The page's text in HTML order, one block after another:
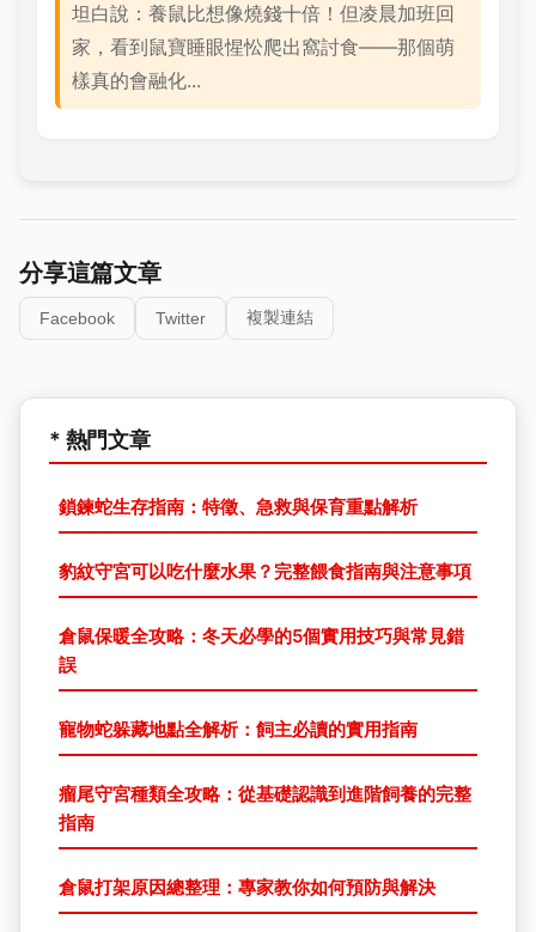
坦白說：養鼠比想像燒錢十倍！但凌晨加班回
家，看到鼠寶睡眼惺忪爬出窩討食——那個萌
樣真的會融化...
分享這篇文章
Facebook Twitter 複製連結
* 熱門文章
鎖鍊蛇生存指南：特徵、急救與保育重點解析
豹紋守宮可以吃什麼水果？完整餵食指南與注意事項
倉鼠保暖全攻略：冬天必學的5個實用技巧與常見錯
誤
寵物蛇躲藏地點全解析：飼主必讀的實用指南
瘤尾守宮種類全攻略：從基礎認識到進階飼養的完整
指南
倉鼠打架原因總整理：專家教你如何預防與解決